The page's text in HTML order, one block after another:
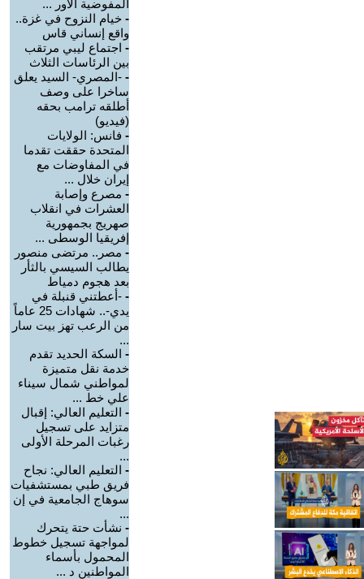
المفوضية الأور ...
- خيام النزوح في غزة..
واقع إنساني قاس
- اجتماع ليبي مرتقب
بين الرئاسات الثلاث
- -المصري- السيد يعلق
ساخرا على وصف
أطلقه ترامب بحقه
(فيديو)
- فانس: الولايات
المتحدة حققت تقدما
في المفاوضات مع
إيران خلال ...
- مصرع وإصابة
العشرات في انقلاب
صهريج بجمهورية
إفريقيا الوسطى ...
- مصر.. مرتضى منصور
يطالب السيسي بالثأر
بعد هجوم دمياط
- -أعطتني قنبلة في
يدي-.. شهادات 25 عاماً
من الرعب تهز بيت سار
...
- السكة الحديد تقدم
خدمة نقل متميزة
لمواطني شمال سيناء
علي خط ...
- التعليم العالي: إقبال
متزايد على تسجيل
رغبات المرحلة الأولى
...
- التعليم العالي: نجاح
فريق طبي بمستشفيات
سوهاج الجامعية في إن
...
- نشأت حتة يتحرك
لمواجهة تسجيل خطوط
المحمول بأسماء
المواطنين د ...